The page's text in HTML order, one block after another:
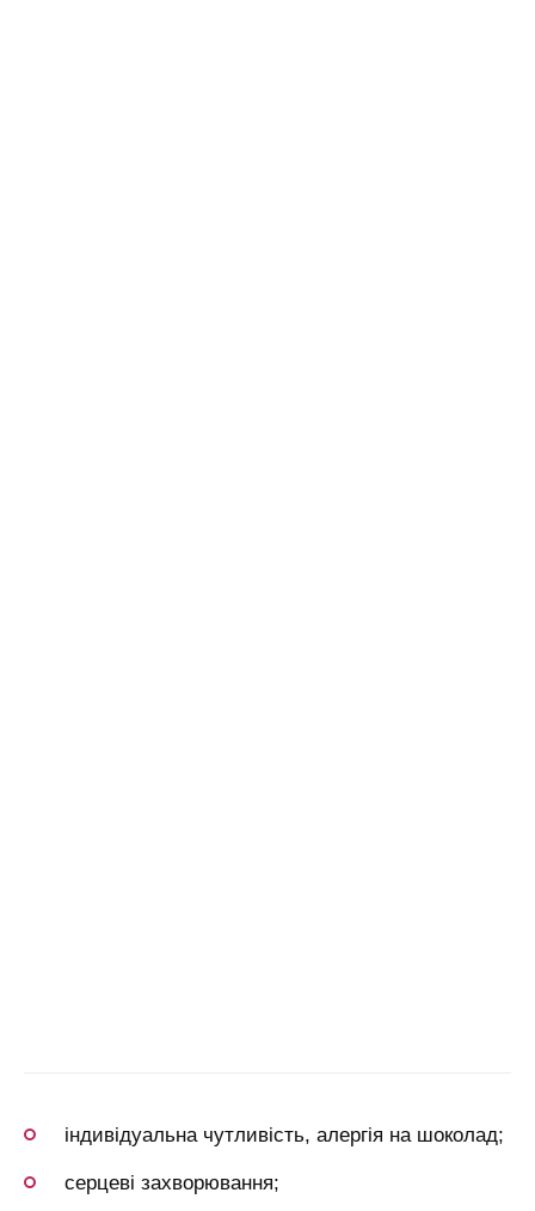
індивідуальна чутливість, алергія на шоколад;
серцеві захворювання;